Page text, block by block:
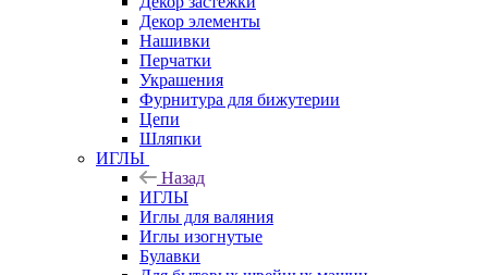
Декор элементы
Нашивки
Перчатки
Украшения
Фурнитура для бижутерии
Цепи
Шляпки
ИГЛЫ
Назад
ИГЛЫ
Иглы для валяния
Иглы изогнутые
Булавки